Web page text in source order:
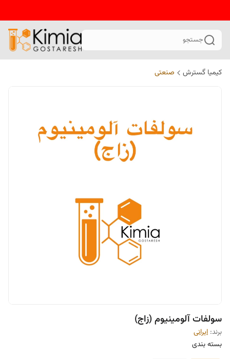
جستجو
کیمیا گسترش صنعتی
سولفات آلومینیوم (زاج)
برند: ایرانی
بسته بندی